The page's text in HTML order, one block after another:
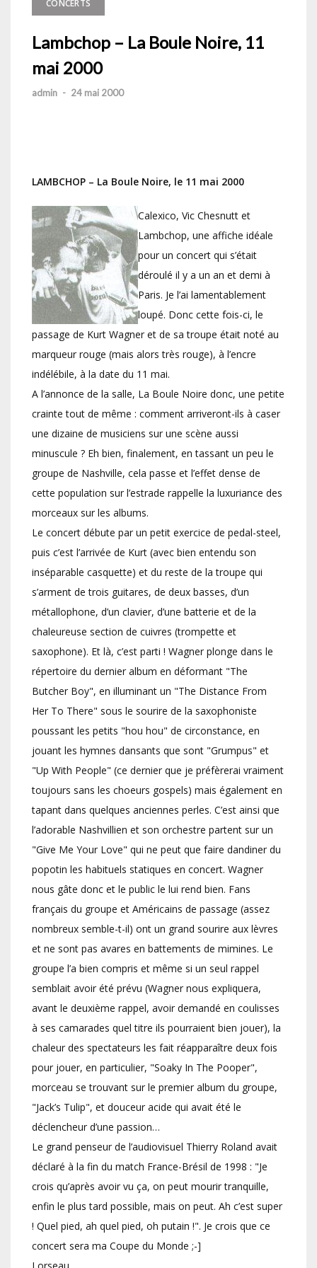
CONCERTS
Lambchop – La Boule Noire, 11
mai 2000
admin - 24 mai 2000
LAMBCHOP – La Boule Noire, le 11 mai 2000
Calexico, Vic Chesnutt et
Lambchop, une affiche idéale
pour un concert qui s’était
déroulé il y a un an et demi à
Paris. Je l’ai lamentablement
loupé. Donc cette fois-ci, le
passage de Kurt Wagner et de sa troupe était noté au
marqueur rouge (mais alors très rouge), à l’encre
indélébile, à la date du 11 mai.
A l’annonce de la salle, La Boule Noire donc, une petite
crainte tout de même : comment arriveront-ils à caser
une dizaine de musiciens sur une scène aussi
minuscule ? Eh bien, finalement, en tassant un peu le
groupe de Nashville, cela passe et l’effet dense de
cette population sur l’estrade rappelle la luxuriance des
morceaux sur les albums.
Le concert débute par un petit exercice de pedal-steel,
puis c’est l’arrivée de Kurt (avec bien entendu son
inséparable casquette) et du reste de la troupe qui
s’arment de trois guitares, de deux basses, d’un
métallophone, d’un clavier, d’une batterie et de la
chaleureuse section de cuivres (trompette et
saxophone). Et là, c’est parti ! Wagner plonge dans le
répertoire du dernier album en déformant "The
Butcher Boy", en illuminant un "The Distance From
Her To There" sous le sourire de la saxophoniste
poussant les petits "hou hou" de circonstance, en
jouant les hymnes dansants que sont "Grumpus" et
"Up With People" (ce dernier que je préfèrerai vraiment
toujours sans les choeurs gospels) mais également en
tapant dans quelques anciennes perles. C’est ainsi que
l’adorable Nashvillien et son orchestre partent sur un
"Give Me Your Love" qui ne peut que faire dandiner du
popotin les habituels statiques en concert. Wagner
nous gâte donc et le public le lui rend bien. Fans
français du groupe et Américains de passage (assez
nombreux semble-t-il) ont un grand sourire aux lèvres
et ne sont pas avares en battements de mimines. Le
groupe l’a bien compris et même si un seul rappel
semblait avoir été prévu (Wagner nous expliquera,
avant le deuxième rappel, avoir demandé en coulisses
à ses camarades quel titre ils pourraient bien jouer), la
chaleur des spectateurs les fait réapparaître deux fois
pour jouer, en particulier, "Soaky In The Pooper",
morceau se trouvant sur le premier album du groupe,
"Jack’s Tulip", et douceur acide qui avait été le
déclencheur d’une passion…
Le grand penseur de l’audiovisuel Thierry Roland avait
déclaré à la fin du match France-Brésil de 1998 : "Je
crois qu’après avoir vu ça, on peut mourir tranquille,
enfin le plus tard possible, mais on peut. Ah c’est super
! Quel pied, ah quel pied, oh putain !". Je crois que ce
concert sera ma Coupe du Monde ;-]